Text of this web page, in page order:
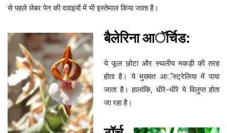
से पहले लेबर पेन की दवाइयों में भी इस्तेमाल किया जाता है।
बैलेरिना आॅर्चिड:
ये फूल छोटा और स्थलीय मकड़ी की तरह
होता है। ये मुख्यत आॅस्ट्रेलिया में पाया
जाता है। हालांकि, धीरे-धीरे ये विलुप्त होता
जा रहा है।